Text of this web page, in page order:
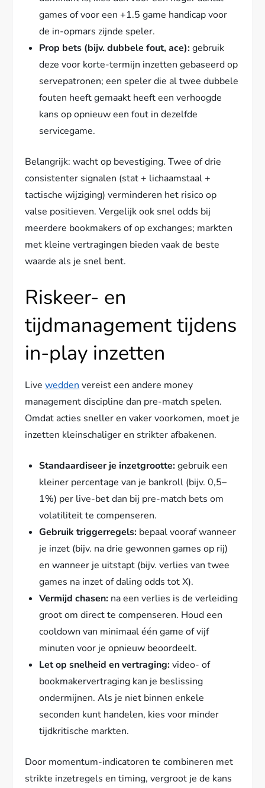
games of voor een +1.5 game handicap voor
de in-opmars zijnde speler.
Prop bets (bijv. dubbele fout, ace):gebruik
deze voor korte-termijn inzetten gebaseerd op
servepatronen; een speler die al twee dubbele
fouten heeft gemaakt heeft een verhoogde
kans op opnieuw een fout in dezelfde
servicegame.
Belangrijk: wacht op bevestiging. Twee of drie
consistenter signalen (stat + lichaamstaal +
tactische wijziging) verminderen het risico op
valse positieven. Vergelijk ook snel odds bij
meerdere bookmakers of op exchanges; markten
met kleine vertragingen bieden vaak de beste
waarde als je snel bent.
Riskeer- en
tijdmanagement tijdens
in-play inzetten
Liveweddenvereist een andere money
management discipline dan pre-match spelen.
Omdat acties sneller en vaker voorkomen, moet je
inzetten kleinschaliger en strikter afbakenen.
Standaardiseer je inzetgrootte:gebruik een
kleiner percentage van je bankroll (bijv. 0,5–
1%) per live-bet dan bij pre-match bets om
volatiliteit te compenseren.
Gebruik triggerregels: bepaal vooraf wanneer
je inzet (bijv. na drie gewonnen games op rij)
en wanneer je uitstapt (bijv. verlies van twee
games na inzet of daling odds tot X).
Vermijd chasen: na een verlies is de verleiding
groot om direct te compenseren. Houd een
cooldown van minimaal één game of vijf
minuten voor je opnieuw beoordeelt.
Let op snelheid en vertraging:video- of
bookmakervertraging kan je beslissing
ondermijnen. Als je niet binnen enkele
seconden kunt handelen, kies voor minder
tijdkritische markten.
Door momentum-indicatoren te combineren met
strikte inzetregels en timing, vergroot je de kans